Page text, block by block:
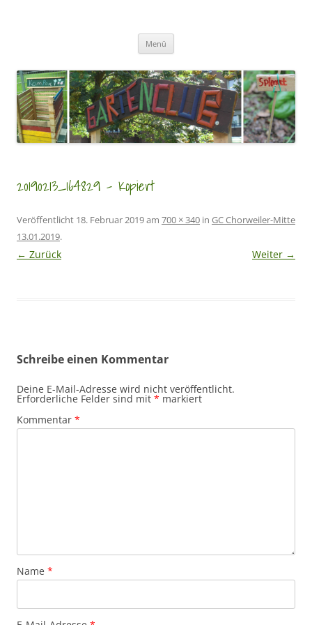
Menü
20190213_164829 – Kopiert
Veröffentlicht 18. Februar 2019am 700 × 340 in GC Chorweiler-Mitte
13.01.2019.
← Zurück Weiter →
Schreibe einen Kommentar
Deine E-Mail-Adresse wird nicht veröffentlicht.
Erforderliche Felder sind mit * markiert
Kommentar *
Name *